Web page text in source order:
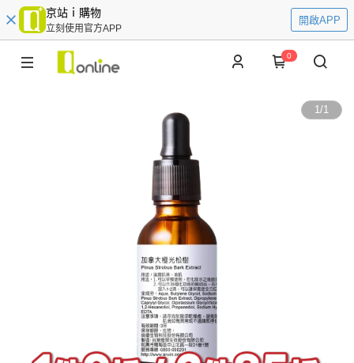
京站ｉ購物
立刻使用官方APP
開啟APP
0
1/1